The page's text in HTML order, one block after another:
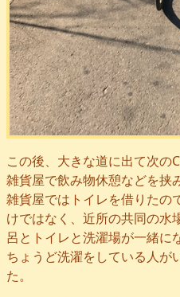
この後、大きな道に出て次の
雑貨屋で飲み物休憩などを挟
雑貨屋ではトイレを借りたの
けではなく、近所の共同の水
呂とトイレと洗濯場が一緒に
ちょうど洗濯をしている人が
た。